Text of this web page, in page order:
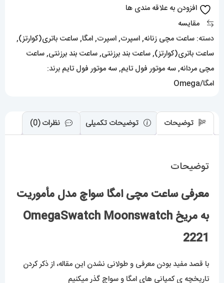
مریخ
Moonswatch
عدد
افزودن به علاقه مندی ها
مقایسه
دسته: ساعت مچی زنانه,اسپرت,اسپرت,امگا,ساعت باتری(کوارتز),
ساعت باتری(کوارتز),ساعت بند برزنتی,ساعت بند برزنتی,ساعت
مچی مردانه,سه موتور فول تایم,سه موتور فول تایم برند:
امگا/Omega
توضیحات توضیحات تکمیلی نظرات (0)
توضیحات
معرفی ساعت مچی امگا سواچ مدل مأموریت
به مریخ OmegaSwatch Moonswatch
2221
با قصد مفید بودن معرفی و طولانی نشدن این مقاله، از ذکر کردن
تاریخچه ی کمپانی های امگا و سواچ گذر میکنیم